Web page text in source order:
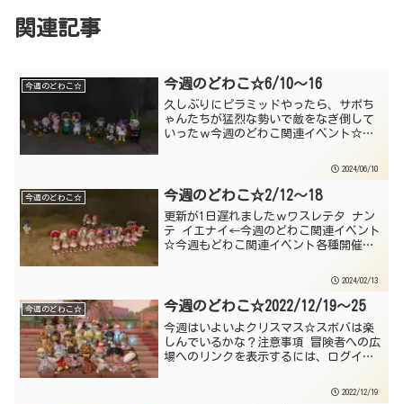
関連記事
今週のどわこ☆ 今週のどわこ☆6/10～16
久しぶりにピラミッドやったら、サポち
ゃんたちが猛烈な勢いで敵をなぎ倒して
いったｗ今週のどわこ関連イベント☆今
来週6/17～23のどわこ関連イベントは、
切：6/16(日...
2024/06/10
今週のどわこ☆ 今週のどわこ☆2/12～18
更新が1日遅れましたｗワスレテタ ナン
テ イエナイ←今週のどわこ関連イベント
☆今週もどわこ関連イベント各種開催
は省略しますおねがい 来週2/19～26の
どわこ関連イベントは、こちらから情報
提供をお願い...
2024/02/13
今週のどわこ☆ 今週のどわこ☆2022/12/19～25
今週はいよいよクリスマス☆スボバは楽
しんでいるかな？注意事項 冒険者への広
場へのリンクを表示するには、ログイン
冒険者の広場にログインした状態のブラ
ウザで開いてください。このブログもス
2022/12/19